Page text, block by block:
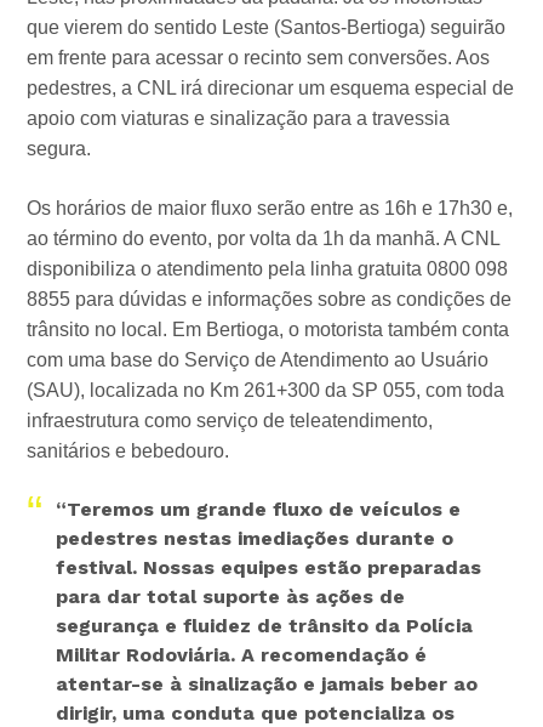
que vierem do sentido Leste (Santos-Bertioga) seguirão
em frente para acessar o recinto sem conversões. Aos
pedestres, a CNL irá direcionar um esquema especial de
apoio com viaturas e sinalização para a travessia
segura.
Os horários de maior fluxo serão entre as 16h e 17h30 e,
ao término do evento, por volta da 1h da manhã. A CNL
disponibiliza o atendimento pela linha gratuita 0800 098
8855 para dúvidas e informações sobre as condições de
trânsito no local. Em Bertioga, o motorista também conta
com uma base do Serviço de Atendimento ao Usuário
(SAU), localizada no Km 261+300 da SP 055, com toda
infraestrutura como serviço de teleatendimento,
sanitários e bebedouro.
“Teremos um grande fluxo de veículos e
pedestres nestas imediações durante o
festival. Nossas equipes estão preparadas
para dar total suporte às ações de
segurança e fluidez de trânsito da Polícia
Militar Rodoviária. A recomendação é
atentar-se à sinalização e jamais beber ao
dirigir, uma conduta que potencializa os